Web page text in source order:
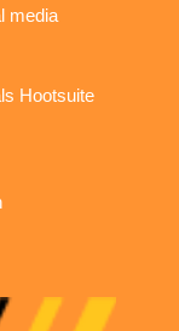
media
Hootsuite